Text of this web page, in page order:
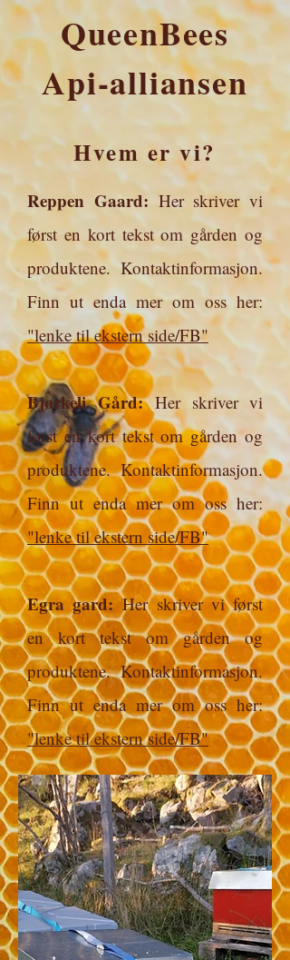
QueenBees
Api-alliansen
Hvem er vi?
Reppen Gaard:Her skriver vi
først en kort tekst om gården og
produktene. Kontaktinformasjon.
Finn ut enda mer om oss her:
"lenke til ekstern side/FB"
Bjørkeli Gård:Her skriver vi
først en kort tekst om gården og
produktene. Kontaktinformasjon.
Finn ut enda mer om oss her:
"lenke til ekstern side/FB"
Egra gard:Her skriver vi først
en kort tekst om gården og
produktene. Kontaktinformasjon.
Finn ut enda mer om oss her:
"lenke til ekstern side/FB"